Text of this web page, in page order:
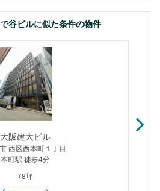
谷ビルに似た条件の物件
大阪建大ビル
西区西本町１丁目
本町駅 徒歩4分
78坪